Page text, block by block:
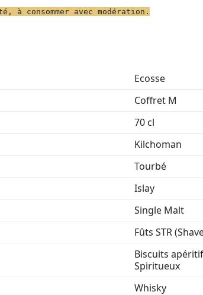
à consommer avec modération.
Ecosse
Coffret M
70 cl
Kilchoman
Tourbé
Islay
Single Malt
Fûts STR
Biscuits
Spiritueux
Whisky